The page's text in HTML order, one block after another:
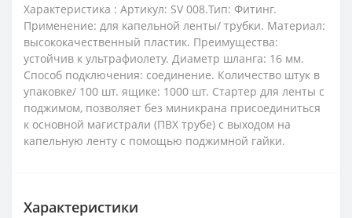
Характеристика : Артикул: SV 008.Тип: Фитинг.
Применение: для капельной ленты/ трубки. Материал:
высококачественный пластик. Преимущества:
устойчив к ультрафиолету. Диаметр шланга: 16 мм.
Способ подключения: соединение. Количество штук в
упаковке/ 100 шт. ящике: 1000 шт. Стартер для ленты с
поджимом, позволяет без миникрана присоединиться
к основной магистрали (ПВХ трубе) с выходом на
капельную ленту с помощью поджимной гайки.
Характеристики